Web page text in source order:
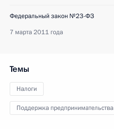
Федеральный закон №23-ФЗ
7 марта 2011 года
Темы
Налоги
Поддержка предпринимательства